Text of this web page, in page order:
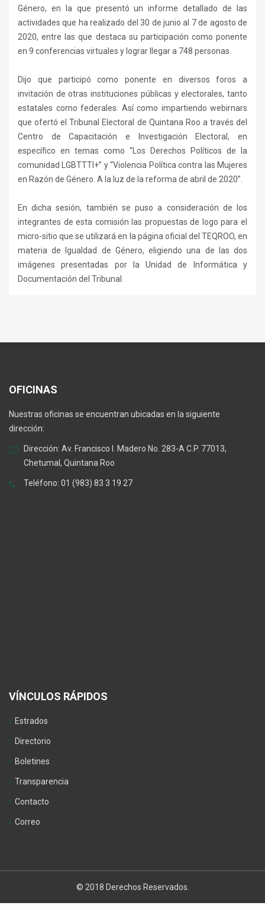
Género, en la que presentó un informe detallado de las
actividades que ha realizado del 30 de junio al 7 de agosto de
2020, entre las que destaca su participación como ponente
en 9 conferencias virtuales y lograr llegar a 748 personas.
Dijo que participó como ponente en diversos foros a
invitación de otras instituciones públicas y electorales, tanto
estatales como federales. Así como impartiendo webirnars
que ofertó el Tribunal Electoral de Quintana Roo a través del
Centro de Capacitación e Investigación Electoral, en
específico en temas como “Los Derechos Políticos de la
comunidad LGBTTTI+” y “Violencia Política contra las Mujeres
en Razón de Género. A la luz de la reforma de abril de 2020”.
En dicha sesión, también se puso a consideración de los
integrantes de esta comisión las propuestas de logo para el
micro-sitio que se utilizará en la página oficial del TEQROO, en
materia de Igualdad de Género, eligiendo una de las dos
imágenes presentadas por la Unidad de Informática y
Documentación del Tribunal.
OFICINAS
Nuestras oficinas se encuentran ubicadas en la siguiente
dirección:
Dirección: Av. Francisco I. Madero No. 283-A C.P. 77013,
Chetumal, Quintana Roo
Teléfono: 01 (983) 83 3 19 27
VÍNCULOS RÁPIDOS
Estrados
Directorio
Boletines
Transparencia
Contacto
Correo
© 2018 Derechos Reservados.